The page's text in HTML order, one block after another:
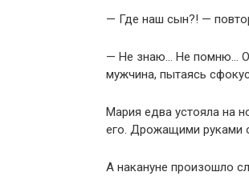
— Где наш сын?! —
— Не знаю… Не помню…
мужчина, пытаясь
Мария едва устояла на
его. Дрожащими руками
А накануне произошло